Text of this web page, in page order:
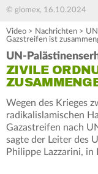
© glomex, 16.10.2024
Video > Nachrichten >
Gazstreifen ist
UN-
ZIVILE
Wegen des Krieges
radikalislamischen
Gazastreifen nach
sagte der Leiter des
Philippe Lazzarini, in